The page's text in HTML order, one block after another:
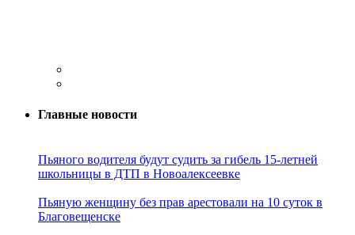
Главные новости
Пьяного водителя будут судить за гибель 15-летней
школьницы в ДТП в Новоалексеевке
Пьяную женщину без прав арестовали на 10 суток в
Благовещенске